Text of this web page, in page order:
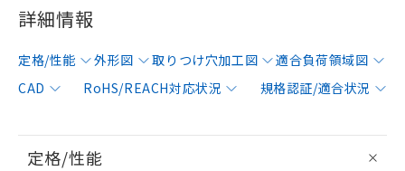
詳細情報
定格/性能 外形図 取りつけ穴加工図
適合負荷領域図
CAD
RoHS/REACH対応状況 規格認証/適合状況
定格/性能